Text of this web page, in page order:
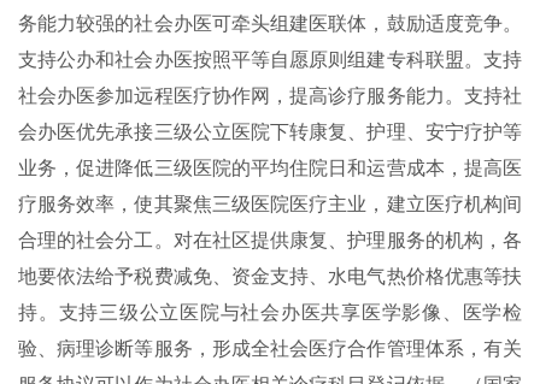
务能力较强的社会办医可牵头组建医联体，鼓励适度竞争。
支持公办和社会办医按照平等自愿原则组建专科联盟。支持
社会办医参加远程医疗协作网，提高诊疗服务能力。支持社
会办医优先承接三级公立医院下转康复、护理、安宁疗护等
业务，促进降低三级医院的平均住院日和运营成本，提高医
疗服务效率，使其聚焦三级医院医疗主业，建立医疗机构间
合理的社会分工。对在社区提供康复、护理服务的机构，各
地要依法给予税费减免、资金支持、水电气热价格优惠等扶
持。支持三级公立医院与社会办医共享医学影像、医学检
验、病理诊断等服务，形成全社会医疗合作管理体系，有关